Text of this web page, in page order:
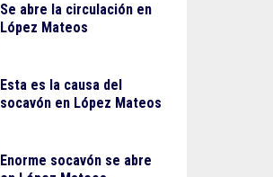
Se abre la circulación en
López Mateos
Esta es la causa del
socavón en López Mateos
Enorme socavón se abre